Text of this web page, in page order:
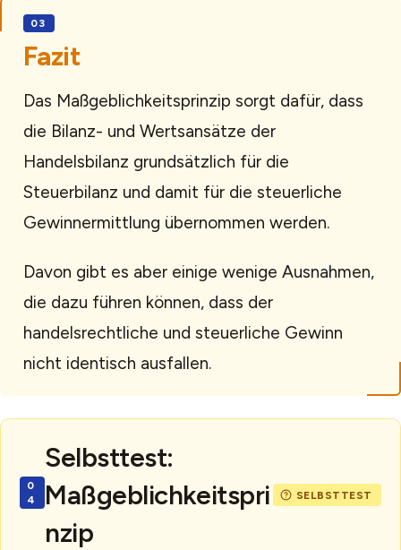
Fazit
Das Maßgeblichkeitsprinzip sorgt dafür, dass
die Bilanz- und Wertsansätze der
Handelsbilanz grundsätzlich für die
Steuerbilanz und damit für die steuerliche
Gewinnermittlung übernommen werden.
Davon gibt es aber einige wenige Ausnahmen,
die dazu führen können, dass der
handelsrechtliche und steuerliche Gewinn
nicht identisch ausfallen.
Selbsttest:
Maßgeblichkeitspri
nzip